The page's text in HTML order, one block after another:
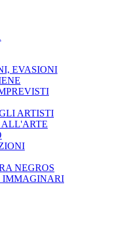
EVASIONI
ARTISTI
NEGROS
IMMAGINARI